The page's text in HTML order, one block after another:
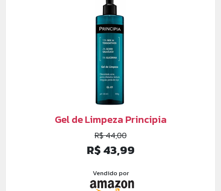
Gel de Limpeza Principia
R$ 44,00
R$ 43,99
Vendido por